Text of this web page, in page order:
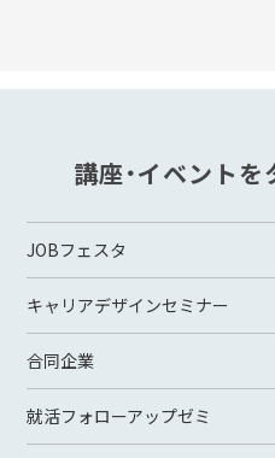
講座・イベント
JOBフェスタ
キャリアデザインセミナー
合同企業
就活フォローアップゼミ